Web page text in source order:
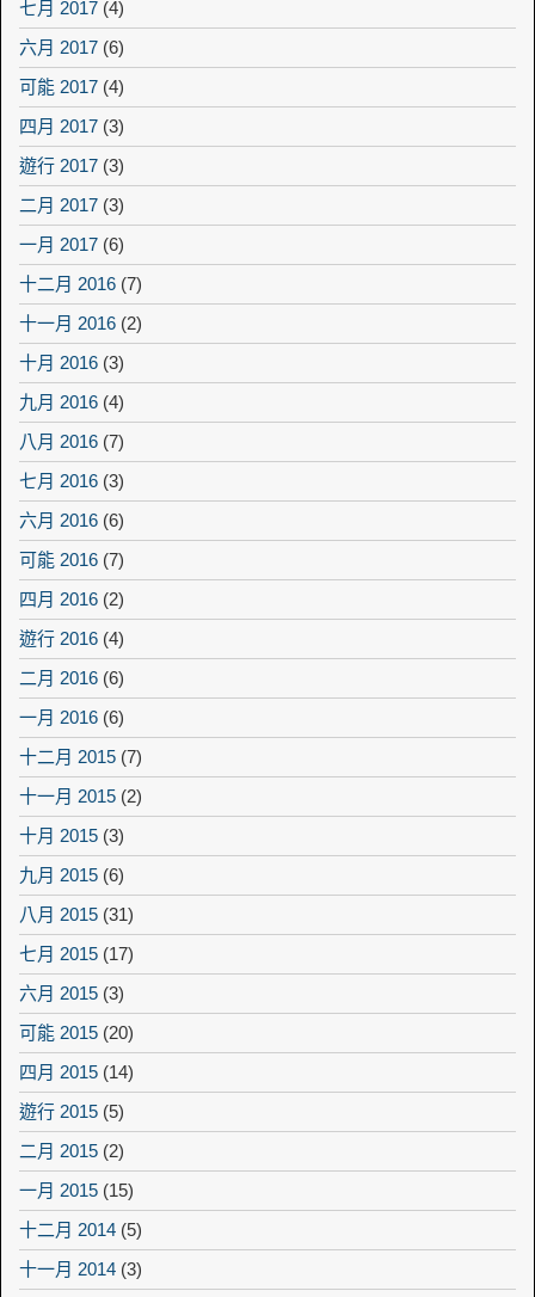
七月 2017 (4)
六月 2017 (6)
可能 2017 (4)
四月 2017 (3)
遊行 2017 (3)
二月 2017 (3)
一月 2017 (6)
十二月 2016 (7)
十一月 2016 (2)
十月 2016 (3)
九月 2016 (4)
八月 2016 (7)
七月 2016 (3)
六月 2016 (6)
可能 2016 (7)
四月 2016 (2)
遊行 2016 (4)
二月 2016 (6)
一月 2016 (6)
十二月 2015 (7)
十一月 2015 (2)
十月 2015 (3)
九月 2015 (6)
八月 2015 (31)
七月 2015 (17)
六月 2015 (3)
可能 2015 (20)
四月 2015 (14)
遊行 2015 (5)
二月 2015 (2)
一月 2015 (15)
十二月 2014 (5)
十一月 2014 (3)